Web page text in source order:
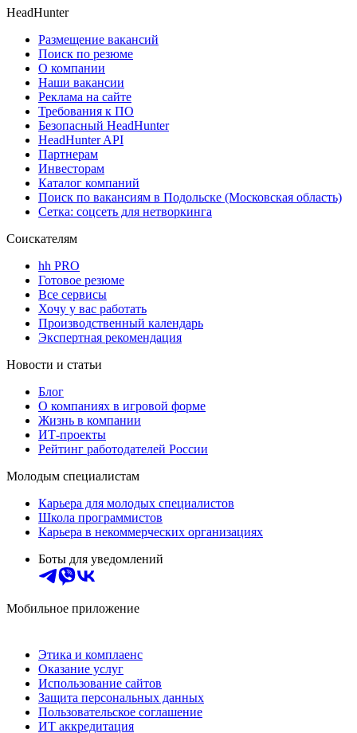
HeadHunter
Размещение вакансий
Поиск по резюме
О компании
Наши вакансии
Реклама на сайте
Требования к ПО
Безопасный HeadHunter
HeadHunter API
Партнерам
Инвесторам
Каталог компаний
Поиск по вакансиям в Подольске (Московская область)
Сетка: соцсеть для нетворкинга
Соискателям
hh PRO
Готовое резюме
Все сервисы
Хочу у вас работать
Производственный календарь
Экспертная рекомендация
Новости и статьи
Блог
О компаниях в игровой форме
Жизнь в компании
ИТ-проекты
Рейтинг работодателей России
Молодым специалистам
Карьера для молодых специалистов
Школа программистов
Карьера в некоммерческих организациях
Боты для уведомлений
Мобильное приложение
Этика и комплаенс
Оказание услуг
Использование сайтов
Защита персональных данных
Пользовательское соглашение
ИТ аккредитация